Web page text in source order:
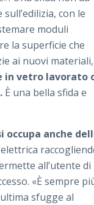
con le
moduli
la superficie che
ai nuovi materiali,
in vetro lavorato
È una bella sfida e
occupa anche
all’utente di
«È sempre
sfugge al